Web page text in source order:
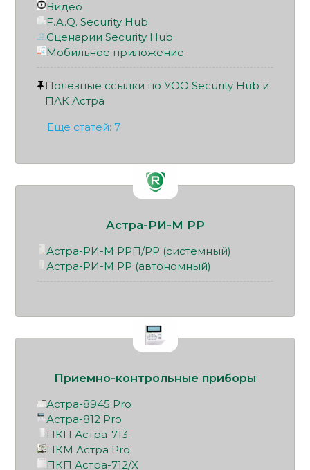
Видео
F.A.Q. Security Hub
Сценарии Security Hub
Мобильное приложение
Полезные ссылки по УОО Security Hub и
ПАК Астра
Еще статей: 7
Астра-РИ-М РР
Астра-РИ-М РРП/РР (системный)
Астра-РИ-М РР (автономный)
Приемно-контрольные приборы
Астра-8945 Pro
Астра-812 Pro
ПКП Астра-713.
ПКМ Астра Pro
ПКП Астра-712/Х